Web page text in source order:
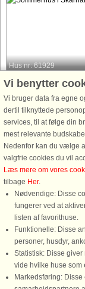
Hus nr: 61929
Skärhamn
4 personer, 47 m²
200 m til kyst.
Upplev
mellanvåning och är
vill njuta av Bohusläns
Lägenheten har en
finns badrum med
fra 3.255
Vi benytter
Vi bruger data fra egne
dertil tilknyttede
services, til at følge din
mest relevante
Nedenfor kan du vælge
valgfrie cookies du vil
Læs mere om vores
tilbage Her.
Nødvendige: Disse
fungerer ved at
listen af favorithuse.
Funktionelle: Disse
personer, husdyr,
Statistisk: Disse
vide hvilke huse som
Markedsføring: